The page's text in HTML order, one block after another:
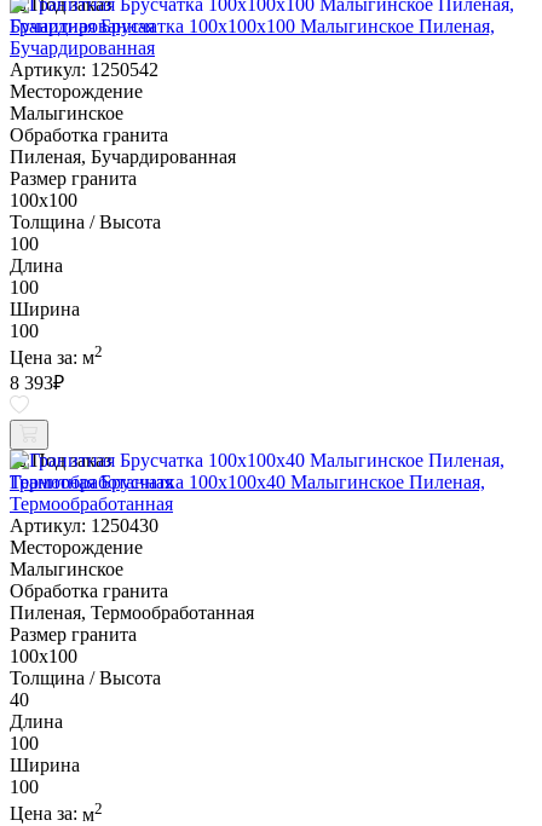
Под заказ
Гранитная Брусчатка 100х100x100 Малыгинское Пиленая,
Бучардированная
Артикул: 1250542
Месторождение
Малыгинское
Обработка гранита
Пиленая, Бучардированная
Размер гранита
100х100
Толщина / Высота
100
Длина
100
Ширина
100
Цена за: м2
8 393₽
Под заказ
Гранитная Брусчатка 100х100x40 Малыгинское Пиленая,
Термообработанная
Артикул: 1250430
Месторождение
Малыгинское
Обработка гранита
Пиленая, Термообработанная
Размер гранита
100х100
Толщина / Высота
40
Длина
100
Ширина
100
Цена за: м2